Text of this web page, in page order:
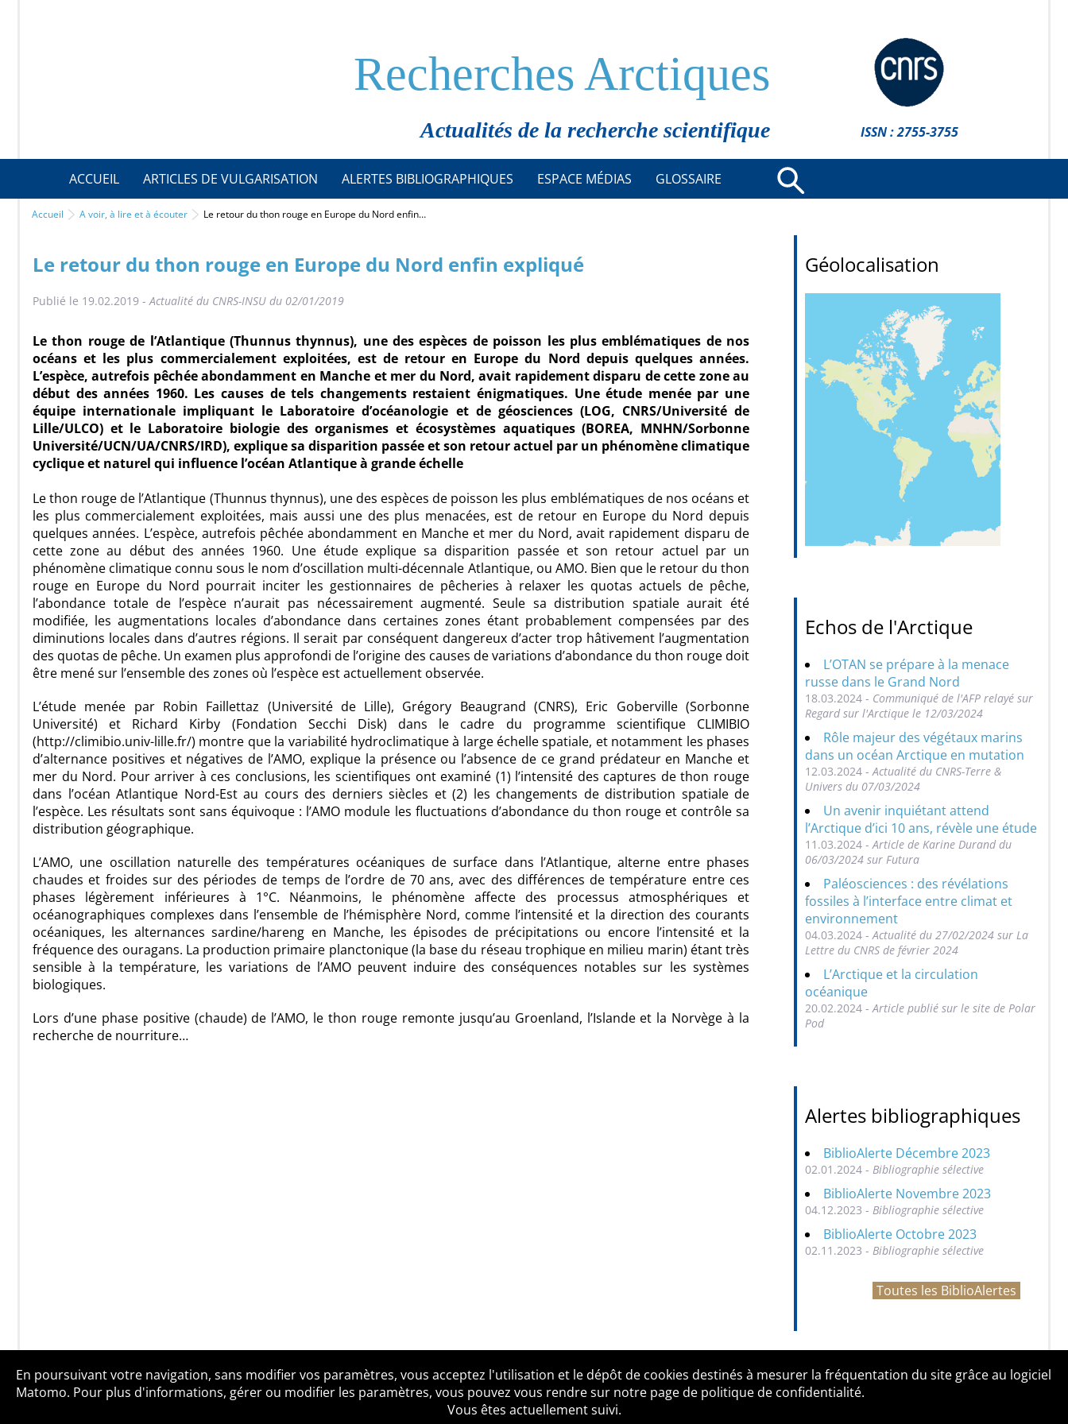
Recherches Arctiques
Actualités de la recherche scientifique ISSN : 2755-3755
ACCUEIL ARTICLES DE VULGARISATION ALERTES BIBLIOGRAPHIQUES ESPACE MÉDIAS GLOSSAIRE
Accueil A voir, à lire et à écouter Le retour du thon rouge en Europe du Nord enfin…
Le retour du thon rouge en Europe du Nord enfin expliqué
Publié le 19.02.2019 -Actualité du CNRS-INSU du 02/01/2019
Le thon rouge de l’Atlantique (Thunnus thynnus), une des espèces de poisson les plus emblématiques de nos
océans et les plus commercialement exploitées, est de retour en Europe du Nord depuis quelques années.
L’espèce, autrefois pêchée abondamment en Manche et mer du Nord, avait rapidement disparu de cette zone au
début des années 1960. Les causes de tels changements restaient énigmatiques. Une étude menée par une
équipe internationale impliquant le Laboratoire d’océanologie et de géosciences (LOG, CNRS/Université de
Lille/ULCO) et le Laboratoire biologie des organismes et écosystèmes aquatiques (BOREA, MNHN/Sorbonne
Université/UCN/UA/CNRS/IRD), explique sa disparition passée et son retour actuel par un phénomène climatique
cyclique et naturel qui influence l’océan Atlantique à grande échelle
Le thon rouge de l’Atlantique (Thunnus thynnus), une des espèces de poisson les plus emblématiques de nos océans et
les plus commercialement exploitées, mais aussi une des plus menacées, est de retour en Europe du Nord depuis
quelques années. L’espèce, autrefois pêchée abondamment en Manche et mer du Nord, avait rapidement disparu de
cette zone au début des années 1960. Une étude explique sa disparition passée et son retour actuel par un
phénomène climatique connu sous le nom d’oscillation multi-décennale Atlantique, ou AMO. Bien que le retour du thon
rouge en Europe du Nord pourrait inciter les gestionnaires de pêcheries à relaxer les quotas actuels de pêche,
l’abondance totale de l’espèce n’aurait pas nécessairement augmenté. Seule sa distribution spatiale aurait été
modifiée, les augmentations locales d’abondance dans certaines zones étant probablement compensées par des
diminutions locales dans d’autres régions. Il serait par conséquent dangereux d’acter trop hâtivement l’augmentation
des quotas de pêche. Un examen plus approfondi de l’origine des causes de variations d’abondance du thon rouge doit
être mené sur l’ensemble des zones où l’espèce est actuellement observée.
L’étude menée par Robin Faillettaz (Université de Lille), Grégory Beaugrand (CNRS), Eric Goberville (Sorbonne
Université) et Richard Kirby (Fondation Secchi Disk) dans le cadre du programme scientifique CLIMIBIO
(http://climibio.univ-lille.fr/) montre que la variabilité hydroclimatique à large échelle spatiale, et notamment les phases
d’alternance positives et négatives de l’AMO, explique la présence ou l’absence de ce grand prédateur en Manche et
mer du Nord. Pour arriver à ces conclusions, les scientifiques ont examiné (1) l’intensité des captures de thon rouge
dans l’océan Atlantique Nord-Est au cours des derniers siècles et (2) les changements de distribution spatiale de
l’espèce. Les résultats sont sans équivoque : l’AMO module les fluctuations d’abondance du thon rouge et contrôle sa
distribution géographique.
L’AMO, une oscillation naturelle des températures océaniques de surface dans l’Atlantique, alterne entre phases
chaudes et froides sur des périodes de temps de l’ordre de 70 ans, avec des différences de température entre ces
phases légèrement inférieures à 1°C. Néanmoins, le phénomène affecte des processus atmosphériques et
océanographiques complexes dans l’ensemble de l’hémisphère Nord, comme l’intensité et la direction des courants
océaniques, les alternances sardine/hareng en Manche, les épisodes de précipitations ou encore l’intensité et la
fréquence des ouragans. La production primaire planctonique (la base du réseau trophique en milieu marin) étant très
sensible à la température, les variations de l’AMO peuvent induire des conséquences notables sur les systèmes
biologiques.
Lors d’une phase positive (chaude) de l’AMO, le thon rouge remonte jusqu’au Groenland, l’Islande et la Norvège à la
recherche de nourriture…
Géolocalisation
Echos de l'Arctique
L’OTAN se prépare à la menace
russe dans le Grand Nord
18.03.2024 - Communiqué de l'AFP relayé sur
Regard sur l'Arctique le 12/03/2024
Rôle majeur des végétaux marins
dans un océan Arctique en mutation
12.03.2024 - Actualité du CNRS-Terre &
Univers du 07/03/2024
Un avenir inquiétant attend
l’Arctique d’ici 10 ans, révèle une étude
11.03.2024 - Article de Karine Durand du
06/03/2024 sur Futura
Paléosciences : des révélations
fossiles à l’interface entre climat et
environnement
04.03.2024 - Actualité du 27/02/2024 sur La
Lettre du CNRS de février 2024
L’Arctique et la circulation
océanique
20.02.2024 - Article publié sur le site de Polar
Pod
Alertes bibliographiques
BiblioAlerte Décembre 2023
02.01.2024 - Bibliographie sélective
BiblioAlerte Novembre 2023
04.12.2023 - Bibliographie sélective
BiblioAlerte Octobre 2023
02.11.2023 - Bibliographie sélective
Toutes les BiblioAlertes
Qui sommes-nous ? Mentions légales Accessibilité Politique de confidentialité Contact
En poursuivant votre navigation, sans modifier vos paramètres, vous acceptez l'utilisation et le dépôt de cookies destinés à mesurer la fréquentation du site grâce au logiciel
Matomo. Pour plus d'informations, gérer ou modifier les paramètres, vous pouvez vous rendre sur notre page de politique de confidentialité.
Vous êtes actuellement suivi.